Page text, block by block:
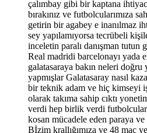
çalımbay gibi bir kaptana
bırakınız ve futbolcularımıza
getirin bir agabey e inanılmaz
sey yapılamıyorsa tecrübeli
inceletin paralı danışman
Real madridi barcelonayı yada
galatasaraya bakın neleri doğru
yapmışlar Galatasaray nasıl
bir teknik adam ve hiç kimseyi
olarak takıma sahip cıktı
verdi hep birlik verdi
kosan mücadele eden paraya
Bİzim krallığımıza ve 48 mac